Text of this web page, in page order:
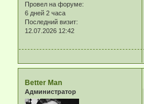
Провел на форуме:
6 дней 2 часа
Последний визит:
12.07.2026 12:42
Better Man
Администратор